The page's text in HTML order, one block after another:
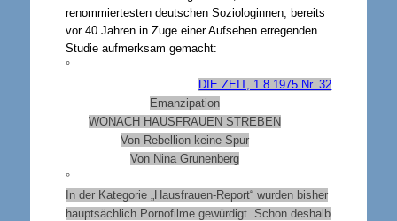
renommiertesten deutschen Soziologinnen, bereits
vor 40 Jahren in Zuge einer Aufsehen erregenden
Studie aufmerksam gemacht:
°
DIE ZEIT, 1.8.1975 Nr. 32
Emanzipation
WONACH HAUSFRAUEN STREBEN
Von Rebellion keine Spur
Von Nina Grunenberg
°
In der Kategorie „Hausfrauen-Report“ wurden bisher
hauptsächlich Pornofilme gewürdigt. Schon deshalb